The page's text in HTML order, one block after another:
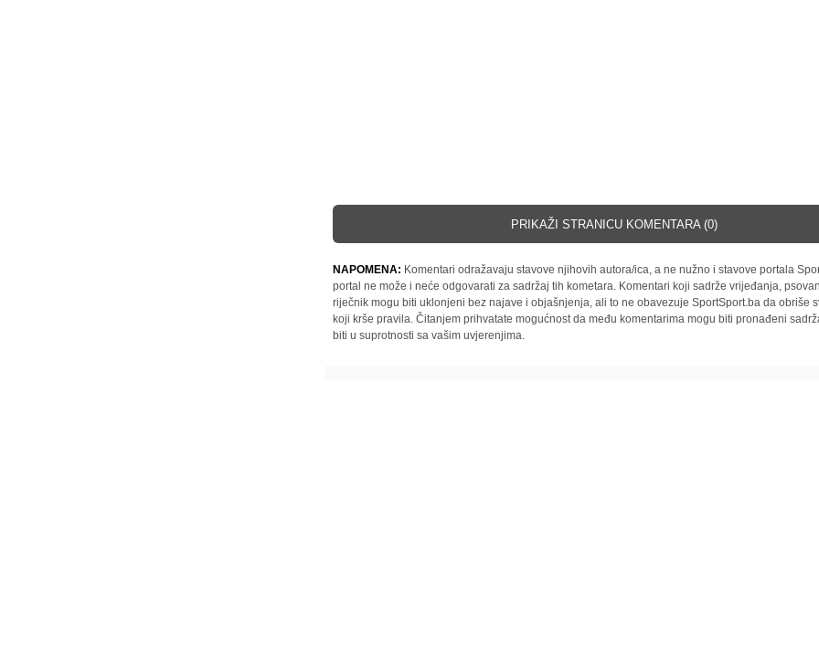
PRIKAŽI STRANICU KOMENTARA (0)
NAPOMENA: Komentari odražavaju stavove njihovih autora/ica, a ne nužno i stavove portala
portal ne može i neće odgovarati za sadržaj tih kometara. Komentari koji sadrže vrijeđanja,
riječnik mogu biti uklonjeni bez najave i objašnjenja, ali to ne obavezuje SportSport.ba da obriše
koji krše pravila. Čitanjem prihvatate mogućnost da među komentarima mogu biti pronađeni
biti u suprotnosti sa vašim uvjerenjima.